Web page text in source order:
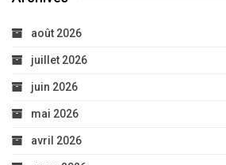
août 2026
juillet 2026
juin 2026
mai 2026
avril 2026